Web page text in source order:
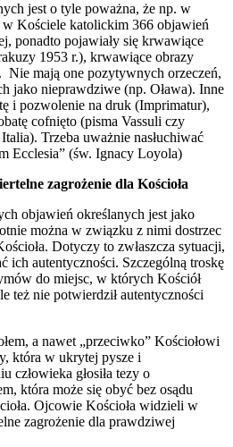
jest o tyle poważna, że np. w
Kościele katolickim 366 objawień
ponadto pojawiały się krwawiące
1953 r.), krwawiące obrazy
mają one pozytywnych orzeczeń,
jako nieprawdziwe (np. Oława). Inne
i pozwolenie na druk (Imprimatur),
cofnięto (pisma Vassuli czy
Trzeba uważnie nasłuchiwać
Ecclesia” (św. Ignacy Loyola)
zagrożenie dla Kościoła
objawień określanych jest jako
można w związku z nimi dostrzec
Dotyczy to zwłaszcza sytuacji,
ich autentyczności. Szczególną troskę
do miejsc, w których Kościół
też nie potwierdził autentyczności
a nawet „przeciwko” Kościołowi
która w ukrytej pysze i
człowieka głosiła tezy o
która może się obyć bez osądu
Ojcowie Kościoła widzieli w
zagrożenie dla prawdziwej